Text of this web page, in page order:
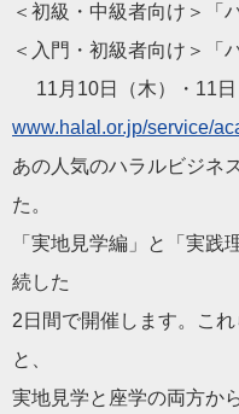
＜初級・中級者向け＞「
＜入門・初級者向け＞「
11月10日（木）・11日
www.halal.or.jp/service/
あの人気のハラルビジネ
た。
「実地見学編」と「実践
続した
2日間で開催します。こ
と、
実地見学と座学の両方か